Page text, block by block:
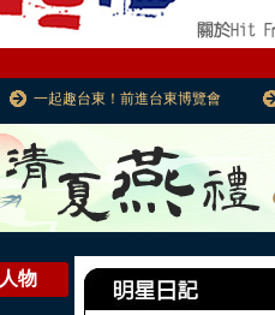
一起趣台東！前進台東博覽會
物